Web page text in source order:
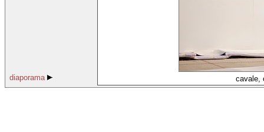
cavale,
diaporama